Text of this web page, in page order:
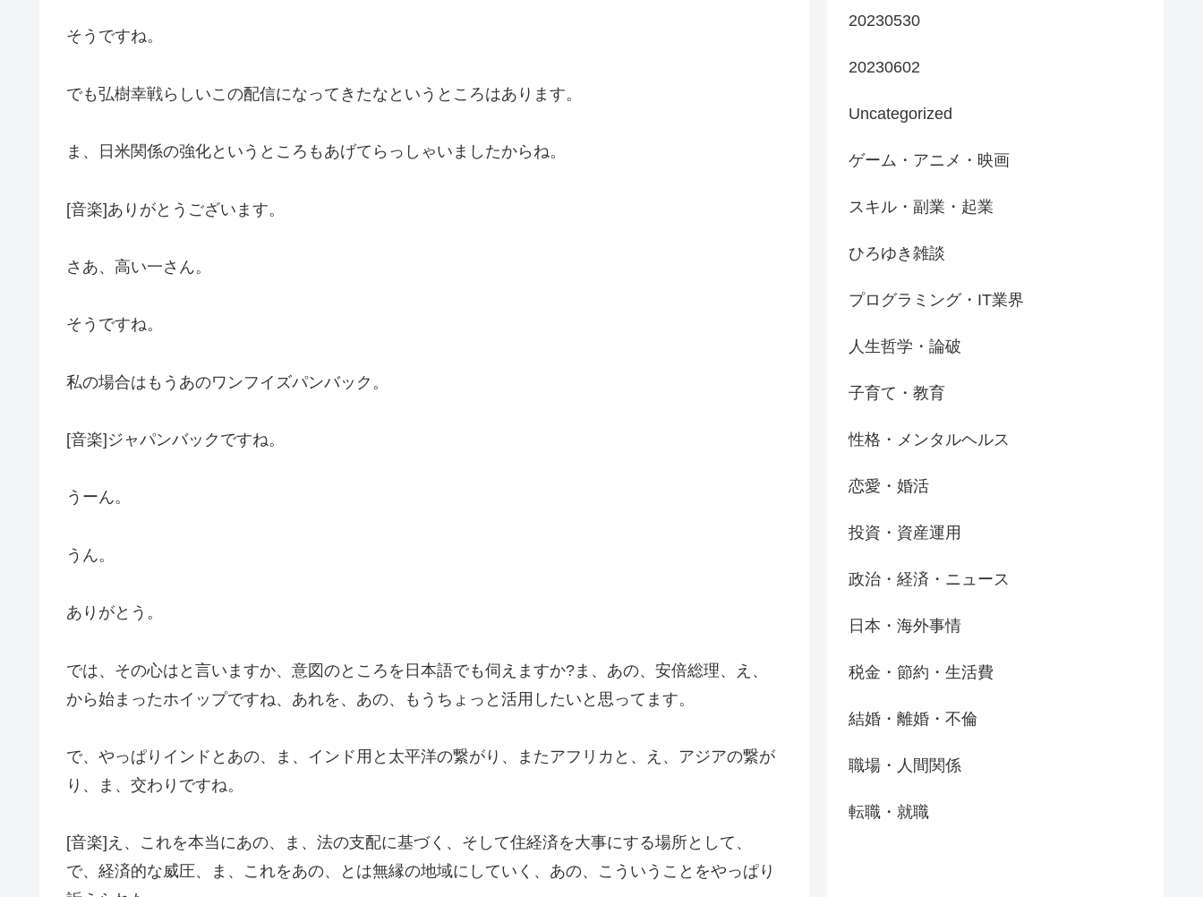
そうですね。
でも弘樹幸戦らしいこの配信になってきたなというところはあります。
ま、日米関係の強化というところもあげてらっしゃいましたからね。
[音楽]ありがとうございます。
さあ、高い一さん。
そうですね。
私の場合はもうあのワンフイズパンバック。
[音楽]ジャパンバックですね。
うーん。
うん。
ありがとう。
では、その心はと言いますか、意図のところを日本語でも伺えますか?ま、あの、安倍総理、え、
から始まったホイップですね、あれを、あの、もうちょっと活用したいと思ってます。
で、やっぱりインドとあの、ま、インド用と太平洋の繋がり、またアフリカと、え、アジアの繋が
り、ま、交わりですね。
[音楽]え、これを本当にあの、ま、法の支配に基づく、そして住経済を大事にする場所として、
で、経済的な威圧、ま、これをあの、とは無縁の地域にしていく、あの、こういうことをやっぱり
20230530
20230602
Uncategorized
ゲーム・アニメ・映画
スキル・副業・起業
ひろゆき雑談
プログラミング・IT業界
人生哲学・論破
子育て・教育
性格・メンタルヘルス
恋愛・婚活
投資・資産運用
政治・経済・ニュース
日本・海外事情
税金・節約・生活費
結婚・離婚・不倫
職場・人間関係
転職・就職